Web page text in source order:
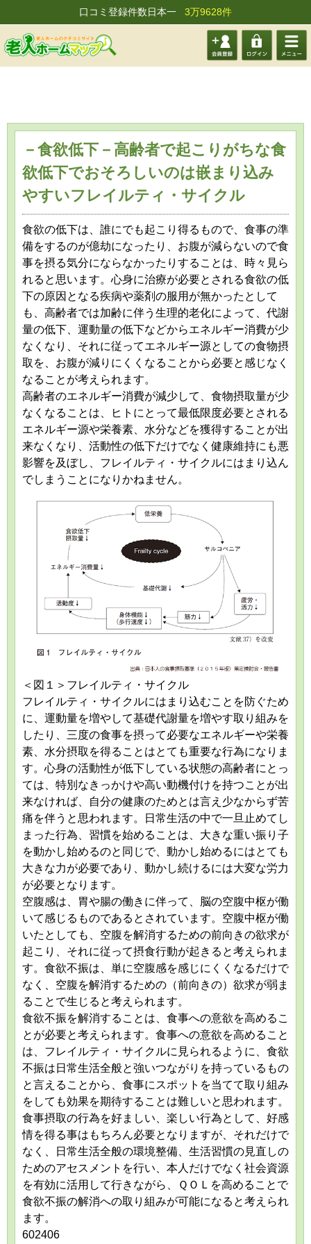
口コミ登録件数日本一 3万9628件
会員登 ログイ メニュ
－食欲低下－高齢者で起こりがちな食
欲低下でおそろしいのは嵌まり込み
やすいフレイルティ・サイクル
食欲の低下は、誰にでも起こり得るもので、食事の準
備をするのが億劫になったり、お腹が減らないので食
事を摂る気分にならなかったりすることは、時々見ら
れると思います。心身に治療が必要とされる食欲の低
下の原因となる疾病や薬剤の服用が無かったとして
も、高齢者では加齢に伴う生理的老化によって、代謝
量の低下、運動量の低下などからエネルギー消費が少
なくなり、それに従ってエネルギー源としての食物摂
取を、お腹が減りにくくなることから必要と感じなく
なることが考えられます。
高齢者のエネルギー消費が減少して、食物摂取量が少
なくなることは、ヒトにとって最低限度必要とされる
エネルギー源や栄養素、水分などを獲得することが出
来なくなり、活動性の低下だけでなく健康維持にも悪
影響を及ぼし、フレイルティ・サイクルにはまり込ん
でしまうことになりかねません。
＜図１＞フレイルティ・サイクル
フレイルティ・サイクルにはまり込むことを防ぐため
に、運動量を増やして基礎代謝量を増やす取り組みを
したり、三度の食事を摂って必要なエネルギーや栄養
素、水分摂取を得ることはとても重要な行為になりま
す。心身の活動性が低下している状態の高齢者にとっ
ては、特別なきっかけや高い動機付けを持つことが出
来なければ、自分の健康のためとは言え少なからず苦
痛を伴うと思われます。日常生活の中で一旦止めてし
まった行為、習慣を始めることは、大きな重い振り子
を動かし始めるのと同じで、動かし始めるにはとても
大きな力が必要であり、動かし続けるには大変な労力
が必要となります。
空腹感は、胃や腸の働きに伴って、脳の空腹中枢が働
いて感じるものであるとされています。空腹中枢が働
いたとしても、空腹を解消するための前向きの欲求が
起こり、それに従って摂食行動が起きると考えられま
す。食欲不振は、単に空腹感を感じにくくなるだけで
なく、空腹を解消するための（前向きの）欲求が弱ま
ることで生じると考えられます。
食欲不振を解消することは、食事への意欲を高めるこ
とが必要と考えられます。食事への意欲を高めること
は、フレイルティ・サイクルに見られるように、食欲
不振は日常生活全般と強いつながりを持っているもの
と言えることから、食事にスポットを当てて取り組み
をしても効果を期待することは難しいと思われます。
食事摂取の行為を好ましい、楽しい行為として、好感
情を得る事はもちろん必要となりますが、それだけで
なく、日常生活全般の環境整備、生活習慣の見直しの
ためのアセスメントを行い、本人だけでなく社会資源
を有効に活用して行きながら、ＱＯＬを高めることで
食欲不振の解消への取り組みが可能になると考えられ
ます。
602406